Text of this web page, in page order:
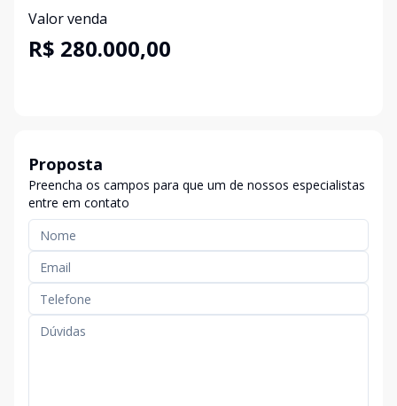
Valor venda
R$ 280.000,00
Proposta
Preencha os campos para que um de nossos especialistas
entre em contato